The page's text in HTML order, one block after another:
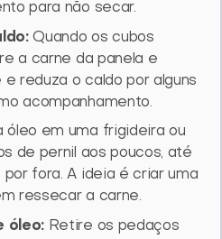
para não secar.
Quando os cubos
a carne da panela e
reduza o caldo por alguns
acompanhamento.
óleo em uma frigideira ou
de pernil aos poucos, até
fora. A ideia é criar uma
ressecar a carne.
óleo: Retire os pedaços